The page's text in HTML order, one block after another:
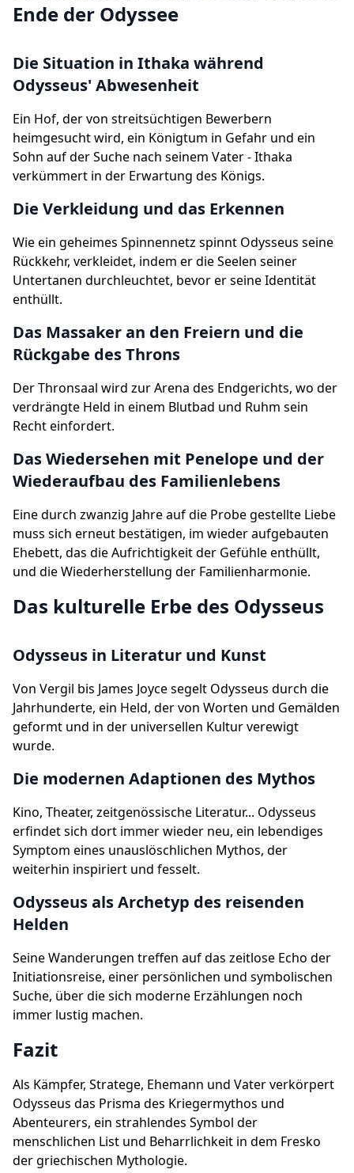
Ende der Odyssee
Die Situation in Ithaka während
Odysseus' Abwesenheit
Ein Hof, der von streitsüchtigen Bewerbern
heimgesucht wird, ein Königtum in Gefahr und ein
Sohn auf der Suche nach seinem Vater - Ithaka
verkümmert in der Erwartung des Königs.
Die Verkleidung und das Erkennen
Wie ein geheimes Spinnennetz spinnt Odysseus seine
Rückkehr, verkleidet, indem er die Seelen seiner
Untertanen durchleuchtet, bevor er seine Identität
enthüllt.
Das Massaker an den Freiern und die
Rückgabe des Throns
Der Thronsaal wird zur Arena des Endgerichts, wo der
verdrängte Held in einem Blutbad und Ruhm sein
Recht einfordert.
Das Wiedersehen mit Penelope und der
Wiederaufbau des Familienlebens
Eine durch zwanzig Jahre auf die Probe gestellte Liebe
muss sich erneut bestätigen, im wieder aufgebauten
Ehebett, das die Aufrichtigkeit der Gefühle enthüllt,
und die Wiederherstellung der Familienharmonie.
Das kulturelle Erbe des Odysseus
Odysseus in Literatur und Kunst
Von Vergil bis James Joyce segelt Odysseus durch die
Jahrhunderte, ein Held, der von Worten und Gemälden
geformt und in der universellen Kultur verewigt
wurde.
Die modernen Adaptionen des Mythos
Kino, Theater, zeitgenössische Literatur... Odysseus
erfindet sich dort immer wieder neu, ein lebendiges
Symptom eines unauslöschlichen Mythos, der
weiterhin inspiriert und fesselt.
Odysseus als Archetyp des reisenden
Helden
Seine Wanderungen treffen auf das zeitlose Echo der
Initiationsreise, einer persönlichen und symbolischen
Suche, über die sich moderne Erzählungen noch
immer lustig machen.
Fazit
Als Kämpfer, Stratege, Ehemann und Vater verkörpert
Odysseus das Prisma des Kriegermythos und
Abenteurers, ein strahlendes Symbol der
menschlichen List und Beharrlichkeit in dem Fresko
der griechischen Mythologie.